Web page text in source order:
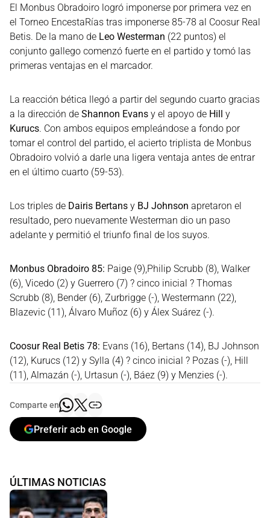
El Monbus Obradoiro logró imponerse por primera vez en
el Torneo EncestaRías tras imponerse 85-78 al Coosur Real
Betis. De la mano de Leo Westerman (22 puntos) el
conjunto gallego comenzó fuerte en el partido y tomó las
primeras ventajas en el marcador.
La reacción bética llegó a partir del segundo cuarto gracias
a la dirección de Shannon Evans y el apoyo de Hill
y
Kurucs. Con ambos equipos empleándose a fondo por
tomar el control del partido, el acierto triplista de Monbus
Obradoiro volvió a darle una ligera ventaja antes de entrar
en el último cuarto (59-53).
Los triples de Dairis Bertans y BJ Johnson apretaron el
resultado, pero nuevamente Westerman dio un paso
adelante y permitió el triunfo final de los suyos.
Monbus Obradoiro 85: Paige (9),Philip Scrubb (8), Walker
(6), Vicedo (2) y Guerrero (7) ? cinco inicial ? Thomas
Scrubb (8), Bender (6), Zurbrigge (-), Westermann (22),
Blazevic (11), Álvaro Muñoz (6) y Álex Suárez (-).
Coosur Real Betis 78: Evans (16), Bertans (14), BJ Johnson
(12), Kurucs (12) y Sylla (4) ? cinco inicial ? Pozas (-), Hill
(11), Almazán (-), Urtasun (-), Báez (9) y Menzies (-).
Comparte en
Preferir acb en Google
ÚLTIMAS NOTICIAS